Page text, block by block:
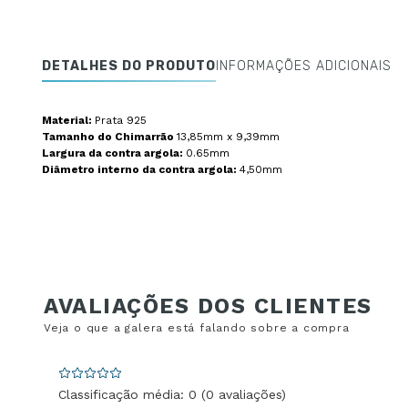
DETALHES DO PRODUTO INFORMAÇÕES ADICIONAIS
Material: Prata 925
Tamanho do Chimarrão13,85mm x 9,39mm
Largura da contra argola: 0.65mm
Diâmetro interno da contra argola: 4,50mm
Classificação média: 0 (0 avaliações)